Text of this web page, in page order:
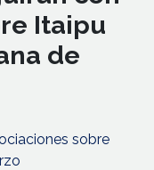
Itaipu
de
sobre